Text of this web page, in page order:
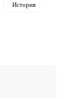
История